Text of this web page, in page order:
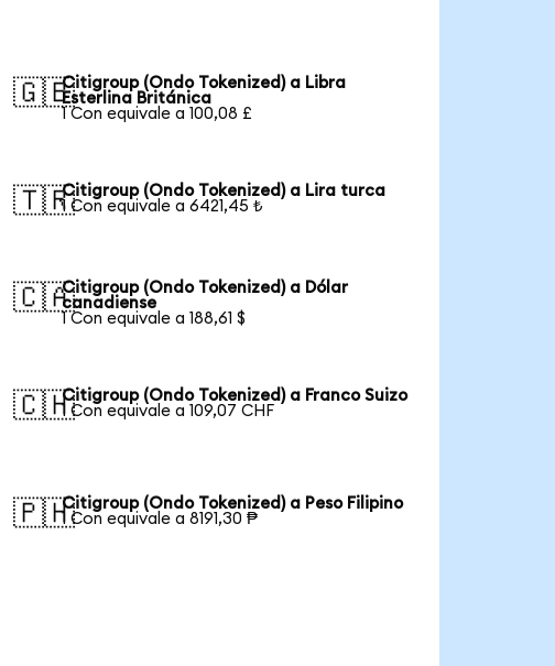
🇬🇧Citigroup (Ondo Tokenized) a Libra
Esterlina Británica
1 Con equivale a 100,08 £
🇹🇷Citigroup (Ondo Tokenized) a Lira turca
1 Con equivale a 6421,45 ₺
🇨🇦Citigroup (Ondo Tokenized) a Dólar
canadiense
1 Con equivale a 188,61 $
🇨🇭Citigroup (Ondo Tokenized) a Franco Suizo
1 Con equivale a 109,07 CHF
🇵🇭Citigroup (Ondo Tokenized) a Peso Filipino
1 Con equivale a 8191,30 ₱